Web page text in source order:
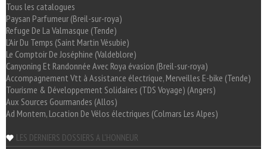
Tous les catalogues
Paysan Parfumeur (Breil-sur-roya)
Refuge De La Valmasque (Tende)
L'Air Du Temps (Saint Martin Vésubie)
Le Comptoir De Joséphine (Valdeblore)
Canyoning Et Randonnée Avec Roya évasion (Breil-sur-roya)
Accompagnement Vtt à Assistance électrique, Merveilles E-bike (Tende)
Tourisme & Développement Solidaires (TDS Voyage) (Angers)
Aux Sources Gourmandes (Allos)
Ad Montem, Location De Vélos électriques (Colmars Les Alpes)
LES DERNIERS DOSSIERS A L'HONNEUR